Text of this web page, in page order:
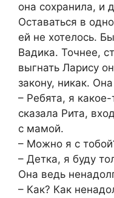
она сохранила, и
Оставаться в
ей не хотелось.
Вадика. Точнее,
выгнать Ларису
закону, никак.
– Ребята, я
сказала Рита,
с мамой.
– Можно я с
– Детка, я буду
Она ведь
– Как? Как